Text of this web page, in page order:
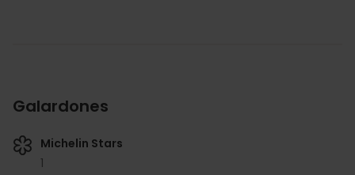
Galardones
Michelin Stars
1